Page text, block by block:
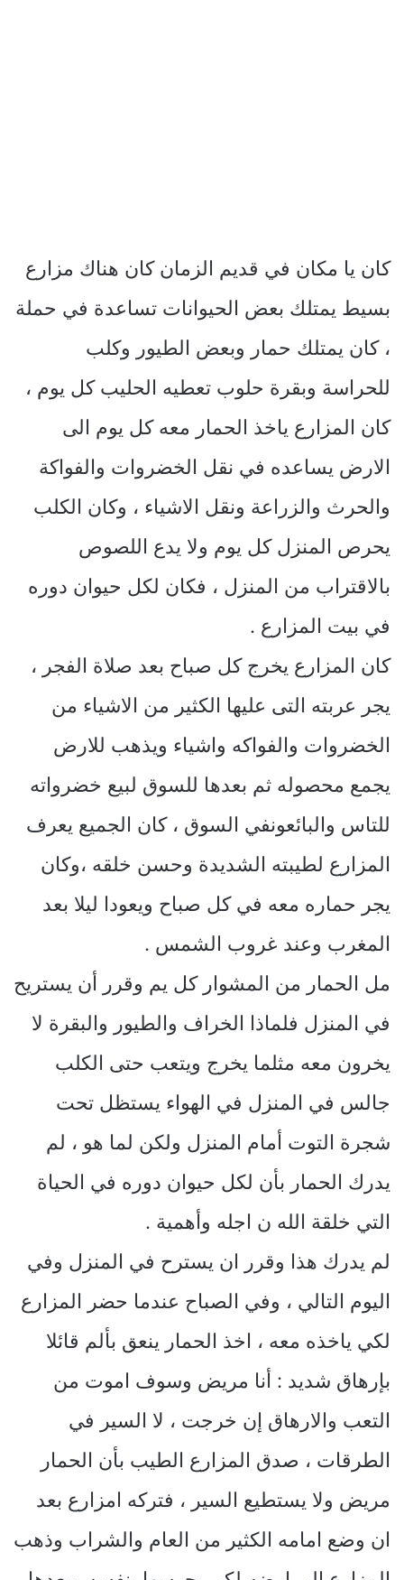
كان يا مكان في قديم الزمان كان هناك مزارع
بسيط يمتلك بعض الحيوانات تساعدة في حملة
، كان يمتلك حمار وبعض الطيور وكلب
للحراسة وبقرة حلوب تعطيه الحليب كل يوم ،
كان المزارع ياخذ الحمار معه كل يوم الى
الارض يساعده في نقل الخضروات والفواكة
والحرث والزراعة ونقل الاشياء ، وكان الكلب
يحرص المنزل كل يوم ولا يدع اللصوص
بالاقتراب من المنزل ، فكان لكل حيوان دوره
في بيت المزارع .
كان المزارع يخرج كل صباح بعد صلاة الفجر ،
يجر عربته التى عليها الكثير من الاشياء من
الخضروات والفواكه واشياء ويذهب للارض
يجمع محصوله ثم بعدها للسوق لبيع خضرواته
للتاس والبائعونفي السوق ، كان الجميع يعرف
المزارع لطيبته الشديدة وحسن خلقه ،وكان
يجر حماره معه في كل صباح ويعودا ليلا بعد
المغرب وعند غروب الشمس .
مل الحمار من المشوار كل يم وقرر أن يستريح
في المنزل فلماذا الخراف والطيور والبقرة لا
يخرون معه مثلما يخرج ويتعب حتى الكلب
جالس في المنزل في الهواء يستظل تحت
شجرة التوت أمام المنزل ولكن لما هو ، لم
يدرك الحمار بأن لكل حيوان دوره في الحياة
التي خلقة الله ن اجله وأهمية .
لم يدرك هذا وقرر ان يسترح في المنزل وفي
اليوم التالي ، وفي الصباح عندما حضر المزارع
لكي ياخذه معه ، اخذ الحمار ينعق بألم قائلا
بإرهاق شديد : أنا مريض وسوف اموت من
التعب والارهاق إن خرجت ، لا السير في
الطرقات ، صدق المزارع الطيب بأن الحمار
مريض ولا يستطيع السير ، فتركه امزارع بعد
ان وضع امامه الكثير من العام والشراب وذهب